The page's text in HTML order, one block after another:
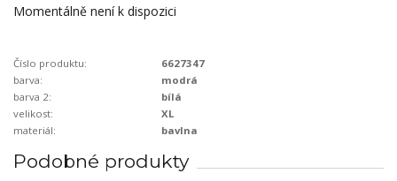
Momentálně není k dispozici
Číslo produktu:
6627347
barva:
modrá
barva 2:
bílá
velikost:
XL
materiál:
bavlna
Podobné produkty